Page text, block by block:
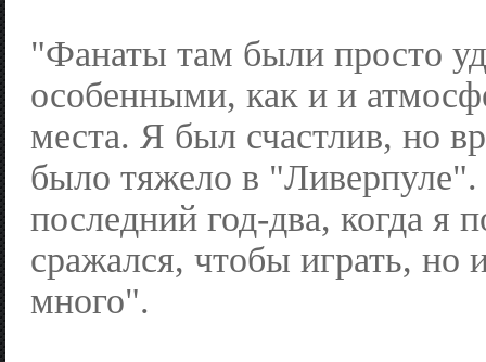
"Фанаты там были просто
особенными, как и и
места. Я был счастлив, но
было тяжело в
последний год-два, когда я
сражался, чтобы играть, но
много".